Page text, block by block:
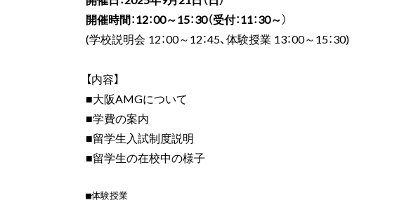
開催時間：12：00～15：30（受付：11：30～）
(学校説明会 12：00～12：45、体験授業 13：00～15：30)
【内容】
■大阪AMGについて
■学費の案内
■留学生入試制度説明
■留学生の在校中の様子
■体験授業